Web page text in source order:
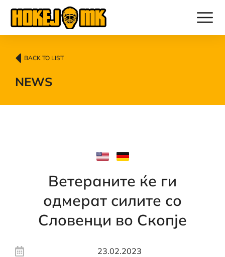
BACK TO LIST
NEWS
Ветераните ќе ги
одмерат силите со
Словенци во Скопје
23.02.2023